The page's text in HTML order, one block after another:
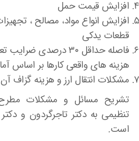
افزایش قیمت حمل
افزایش انواع مواد، مصالح ،
قطعات یدکی
فاصله حداقل ۳۰ درصدی
هزینه های واقعی کارها بر اساس
مشکلات انتقال ارز و هزینه گزاف آن
تشریح مسائل و مشکلات
تنظیمی به دکتر تاجرگردون و
است.